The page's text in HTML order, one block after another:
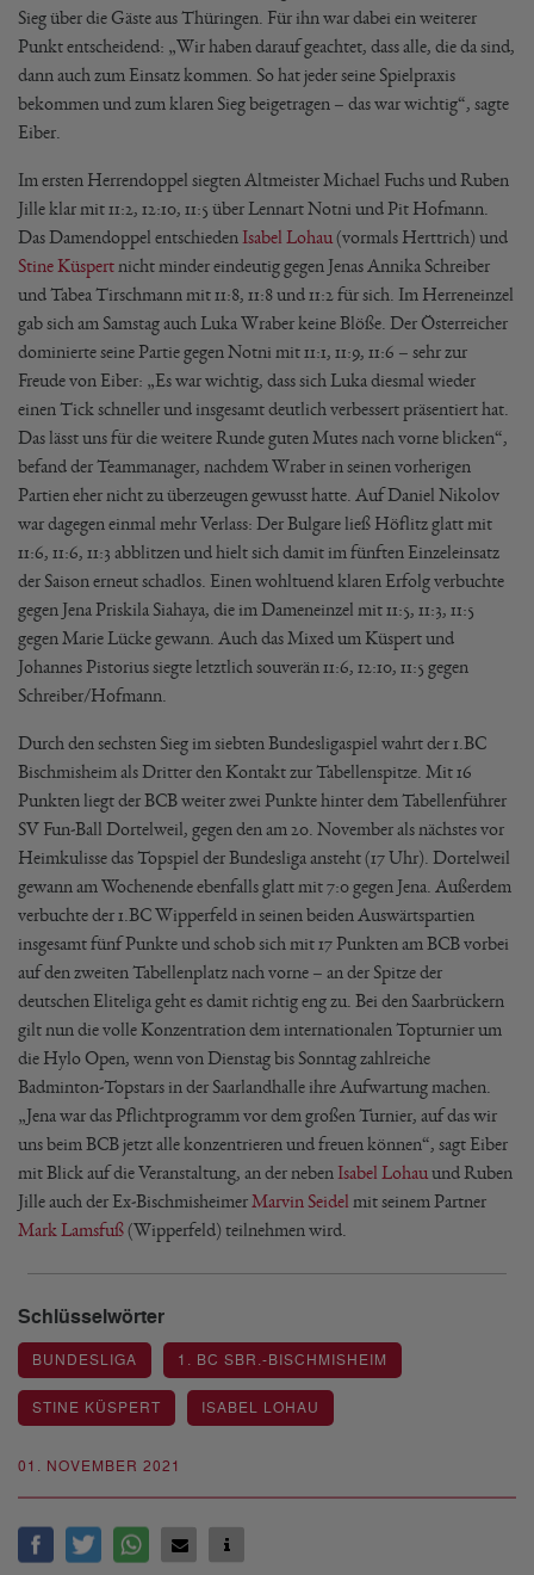
01. NOVEMBER 2021
Sieg über die Gäste aus Thüringen. Für ihn war dabei ein weiterer
Punkt entscheidend: „Wir haben darauf geachtet, dass alle, die da sind,
dann auch zum Einsatz kommen. So hat jeder seine Spielpraxis
bekommen und zum klaren Sieg beigetragen – das war wichtig“, sagte
Eiber.
Im ersten Herrendoppel siegten Altmeister Michael Fuchs und Ruben
Jille klar mit 11:2, 12:10, 11:5 über Lennart Notni und Pit Hofmann.
Das Damendoppel entschieden Isabel Lohau (vormals Herttrich) und
Stine Küspert nicht minder eindeutig gegen Jenas Annika Schreiber
und Tabea Tirschmann mit 11:8, 11:8 und 11:2 für sich. Im Herreneinzel
gab sich am Samstag auch Luka Wraber keine Blöße. Der Österreicher
dominierte seine Partie gegen Notni mit 11:1, 11:9, 11:6 – sehr zur
Freude von Eiber: „Es war wichtig, dass sich Luka diesmal wieder
einen Tick schneller und insgesamt deutlich verbessert präsentiert hat.
Das lässt uns für die weitere Runde guten Mutes nach vorne blicken“,
befand der Teammanager, nachdem Wraber in seinen vorherigen
Partien eher nicht zu überzeugen gewusst hatte. Auf Daniel Nikolov
war dagegen einmal mehr Verlass: Der Bulgare ließ Höflitz glatt mit
11:6, 11:6, 11:3 abblitzen und hielt sich damit im fünften Einzeleinsatz
der Saison erneut schadlos. Einen wohltuend klaren Erfolg verbuchte
gegen Jena Priskila Siahaya, die im Dameneinzel mit 11:5, 11:3, 11:5
gegen Marie Lücke gewann. Auch das Mixed um Küspert und
Johannes Pistorius siegte letztlich souverän 11:6, 12:10, 11:5 gegen
Schreiber/Hofmann.
Durch den sechsten Sieg im siebten Bundesligaspiel wahrt der 1.BC
Bischmisheim als Dritter den Kontakt zur Tabellenspitze. Mit 16
Punkten liegt der BCB weiter zwei Punkte hinter dem Tabellenführer
SV Fun-Ball Dortelweil, gegen den am 20. November als nächstes vor
Heimkulisse das Topspiel der Bundesliga ansteht (17 Uhr). Dortelweil
gewann am Wochenende ebenfalls glatt mit 7:0 gegen Jena. Außerdem
verbuchte der 1.BC Wipperfeld in seinen beiden Auswärtspartien
insgesamt fünf Punkte und schob sich mit 17 Punkten am BCB vorbei
auf den zweiten Tabellenplatz nach vorne – an der Spitze der
deutschen Eliteliga geht es damit richtig eng zu. Bei den Saarbrückern
gilt nun die volle Konzentration dem internationalen Topturnier um
die Hylo Open, wenn von Dienstag bis Sonntag zahlreiche
Badminton-Topstars in der Saarlandhalle ihre Aufwartung machen.
„Jena war das Pflichtprogramm vor dem großen Turnier, auf das wir
uns beim BCB jetzt alle konzentrieren und freuen können“, sagt Eiber
mit Blick auf die Veranstaltung, an der neben Isabel Lohau und Ruben
Jille auch der Ex-BischmisheimerMarvin Seidel mit seinem Partner
Mark Lamsfuß(Wipperfeld) teilnehmen wird.
Schlüsselwörter
BUNDESLIGA 1. BC SBR.-BISCHMISHEIM
STINE KÜSPERT ISABEL LOHAU